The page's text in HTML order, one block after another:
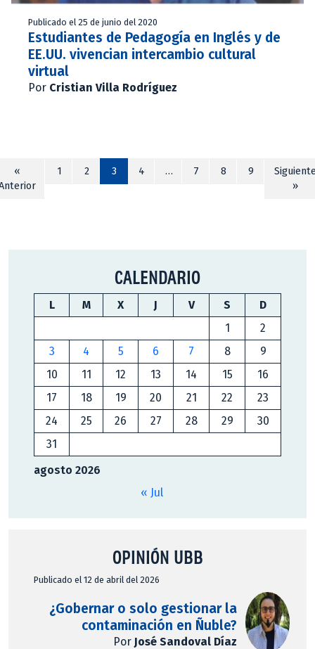
Publicado el 25 de junio del 2020
Estudiantes de Pedagogía en Inglés y de
EE.UU. vivencian intercambio cultural
virtual
Por Cristian Villa Rodríguez
«
1 2 3 4 … 7 8 9
»
CALENDARIO
agosto 2026
L M X J V S
D
1
2
3
4 5 6 7 8
9
10
11 12 13 14 15
16
17
18 19 20 21 22
23
24
25 26 27 28 29
30
31
« Jul
OPINIÓN UBB
Publicado el 12 de abril del 2026
¿Gobernar o solo gestionar la
contaminación en Ñuble?
Por José Sandoval Díaz